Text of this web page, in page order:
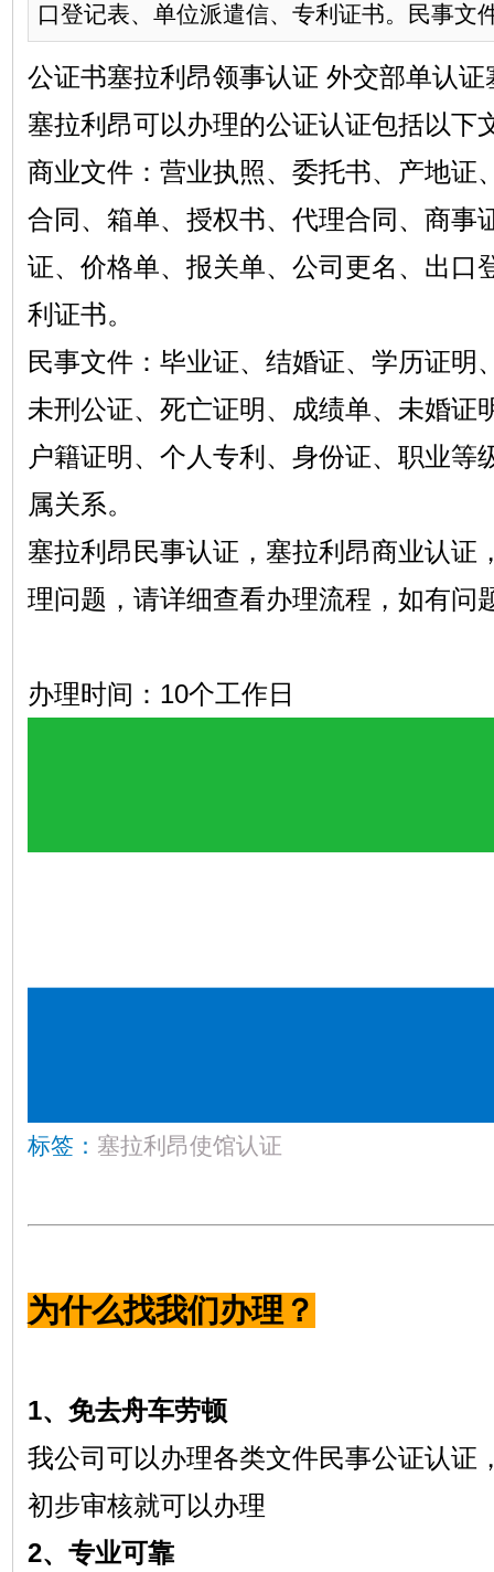
口登记表、单位派遣信、专利证书。民事文
公证书塞拉利昂领事认证 外交部单认
塞拉利昂可以办理的公证认证包括以下
商业文件：营业执照、委托书、产地证
合同、箱单、授权书、代理合同、商事
证、价格单、报关单、公司更名、出口
利证书。
民事文件：毕业证、结婚证、学历证明
未刑公证、死亡证明、成绩单、未婚证
户籍证明、个人专利、身份证、职业等
属关系。
塞拉利昂民事认证，塞拉利昂商业认证
理问题，请详细查看办理流程，如有问
办理时间：10个工作日
标签： 塞拉利昂使馆认证
为什么找我们办理？
1、免去舟车劳顿
我公司可以办理各类文件民事公证认证
初步审核就可以办理
2、专业可靠